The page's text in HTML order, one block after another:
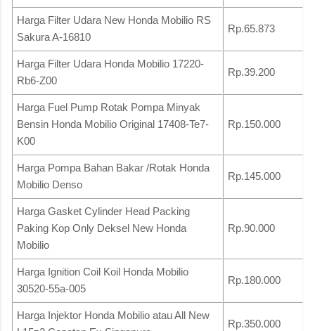
Harga Filter Udara New Honda Mobilio RS
Sakura A-16810
Rp.65.873
Harga Filter Udara Honda Mobilio 17220-
Rb6-Z00
Rp.39.200
Harga Fuel Pump Rotak Pompa Minyak
Bensin Honda Mobilio Original 17408-Te7-
K00
Rp.150.000
Harga Pompa Bahan Bakar /Rotak Honda
Mobilio Denso
Rp.145.000
Harga Gasket Cylinder Head Packing
Paking Kop Only Deksel New Honda
Mobilio
Rp.90.000
Harga Ignition Coil Koil Honda Mobilio
30520-55a-005
Rp.180.000
Harga Injektor Honda Mobilio atau All New
Rp.350.000